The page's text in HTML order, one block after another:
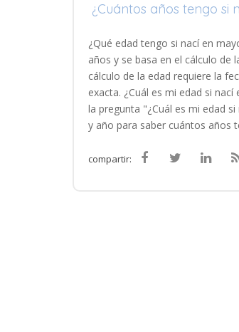
¿Cuántos años tengo si
¿Qué edad tengo si nací en
años y se basa en el cálculo de
cálculo de la edad requiere la
exacta. ¿Cuál es mi edad si
la pregunta "¿Cuál es mi edad
y año para saber cuántos años
compartir: